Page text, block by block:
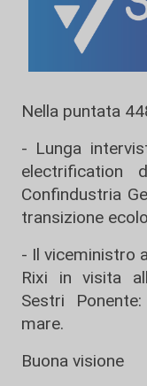
Nella puntata
- Lunga
electrification
Confindustria
transizione
- Il viceministro
Rixi in visita
Sestri
mare.
Buona visione